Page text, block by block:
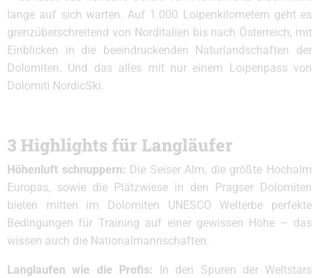
lange auf sich warten. Auf 1.000 Loipenkilometern geht es
grenzüberschreitend von Norditalien bis nach Österreich, mit
Einblicken in die beeindruckenden Naturlandschaften der
Dolomiten. Und das alles mit nur einem Loipenpass von
Dolomiti NordicSki.
3 Highlights für Langläufer
Höhenluft schnuppern: Die Seiser Alm, die größte Hochalm
Europas, sowie die Plätzwiese in den Pragser Dolomiten
bieten mitten im Dolomiten UNESCO Welterbe perfekte
Bedingungen für Training auf einer gewissen Höhe – das
wissen auch die Nationalmannschaften.
Langlaufen wie die Profis: In den Spuren der Weltstars